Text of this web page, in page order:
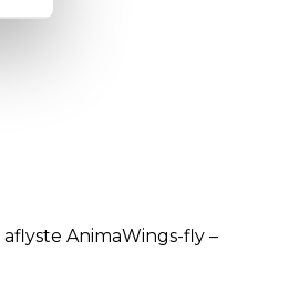
AnimaWings-fly –